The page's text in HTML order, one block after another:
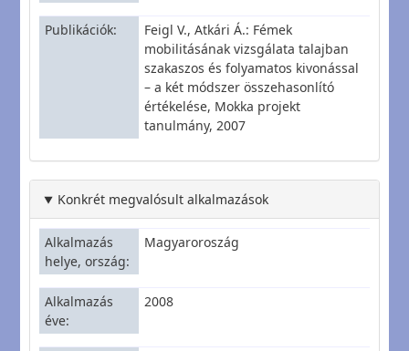
Publikációk
Feigl V., Atkári Á.: Fémek
mobilitásának vizsgálata talajban
szakaszos és folyamatos kivonással
– a két módszer összehasonlító
értékelése, Mokka projekt
tanulmány, 2007
Konkrét megvalósult alkalmazások
Alkalmazás
helye, ország
Magyaroroszág
Alkalmazás
éve
2008